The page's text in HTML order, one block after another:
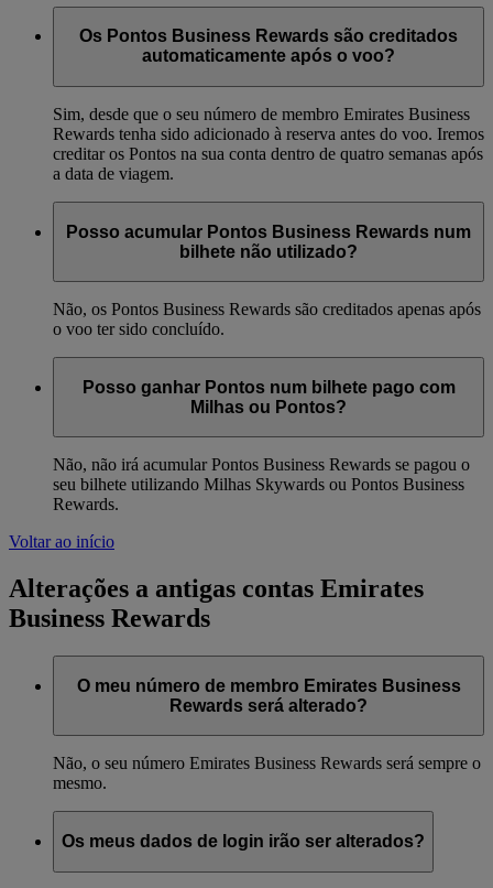
Os Pontos Business Rewards são creditados
automaticamente após o voo?
Sim, desde que o seu número de membro Emirates Business
Rewards tenha sido adicionado à reserva antes do voo. Iremos
creditar os Pontos na sua conta dentro de quatro semanas após
a data de viagem.
Posso acumular Pontos Business Rewards num
bilhete não utilizado?
Não, os Pontos Business Rewards são creditados apenas após
o voo ter sido concluído.
Posso ganhar Pontos num bilhete pago com
Milhas ou Pontos?
Não, não irá acumular Pontos Business Rewards se pagou o
seu bilhete utilizando Milhas Skywards ou Pontos Business
Rewards.
Voltar ao início
Alterações a antigas contas Emirates
Business Rewards
O meu número de membro Emirates Business
Rewards será alterado?
Não, o seu número Emirates Business Rewards será sempre o
mesmo.
Os meus dados de login irão ser alterados?